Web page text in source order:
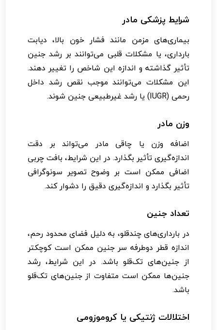
شرایط پزشکی مادر
بیماری‌های مزمن مانند فشار خون بالا، دیابت
بارداری، یا مشکلات قلبی می‌توانند بر رشد جنین
تأثیر گذاشته و اندازه این شاخص را تغییر دهند.
این مشکلات می‌توانند موجب نقص رشد داخل
رحمی (IUGR) یا رشد غیرطبیعی جنین شوند.
وزن مادر
اضافه وزن یا چاقی مادر می‌تواند بر دقت
اندازه‌گیری تأثیر بگذارد. در این شرایط، بافت چربی
اضافی ممکن است بر وضوح تصویر سونوگرافی
تأثیر بگذارد و اندازه‌گیری دقیق را دشوار کند.
تعداد جنین
در بارداری‌های چندقلو، به دلیل فضای محدود رحم،
اندازه قطر دوطرفه سر جنین ممکن است کوچکتر
از جنین‌های تک‌قلو باشد. در این شرایط، رشد
جنین‌ها ممکن است متفاوت از جنین‌های تک‌قلو
باشد.
اختلالات ژنتیکی یا کروموزومی